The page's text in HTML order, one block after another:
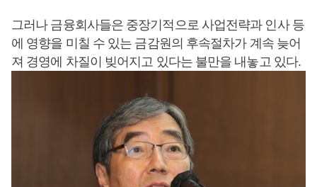
그러나 금융회사들은 중장기적으로 사업전략과 인사 등
에 영향을 미칠 수 있는 금감원의 후속절차가 계속 늦어
져 경영에 차질이 빚어지고 있다는 불만을 내놓고 있다.